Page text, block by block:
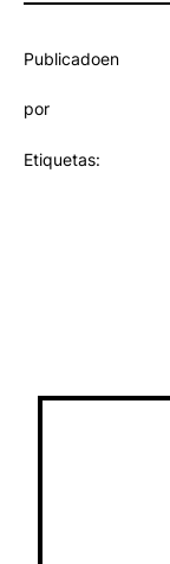
Publicadoen
por
Etiquetas: